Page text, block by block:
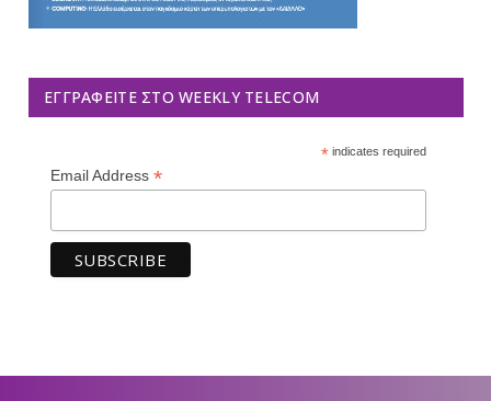
ΕΓΓΡΑΦΕΊΤΕ ΣΤΟ WEEKLY TELECOM
*indicates required
Email Address *